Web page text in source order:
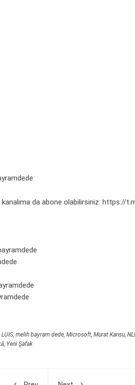
da abone olabilirsiniz: https://
LUIS, melih bayram dede, Microsoft, Murat Kansu,
, Yeni Şafak